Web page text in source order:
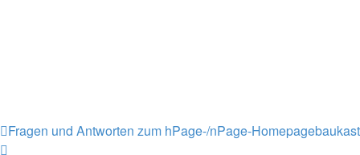
Fragen und Antworten zum hPage-/nPage-